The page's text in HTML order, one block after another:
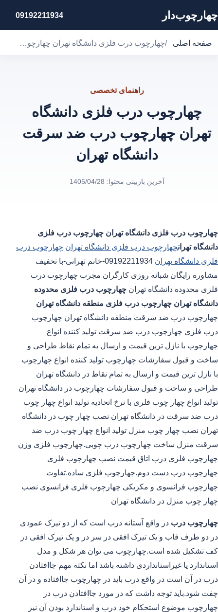
چهارچوب‌دار 09192211934
صفحه اصلی / چهارچوب درب فلزی دانشگاه تهران چهارچوب درب ضد سرقت دانشگاه تهران
راهنمای تخصصی
چهارچوب درب فلزی دانشگاه
تهران چهارچوب درب ضد سرقت
دانشگاه تهران
آخرین بازبینی محتوا: 1405/04/28
چهارچوب درب فلزی دانشگاه تهران چهارچوب درب فلزی
دانشگاه تهرانچهارچوب درب فلزی دانشگاه تهران چهارچوب درب
فلزی دانشگاه تهران
09192211934-خانم تهرانی-با تخفیف
مشاوره رایگان شبانه روزی کارگران مجرب چهارچوب درب
فلزی محدوده دانشگاه تهران چهارچوب درب فلزی محدوده
دانشگاه تهران چهارچوب درب فلزی منطقه دانشگاه تهران
چهارچوب درب ضد سرقت منطقه دانشگاه تهران چهارچوب
درب فلزی چهارچوب درب ضد سرقت تولید کننده انواع
چهارچوب با نازل ترین قیمت و ارسال به تمام نقاط طراحی و
ساخت و قبول سفارشات چهارچوب تولید کننده انواع چهارچوب
با نازل ترین قیمت و ارسال به تمام نقاط در دانشگاه تهران
طراحی و ساخت و قبول سفارشات چهارچوب در دانشگاه تهران
تولید انواع چهار چوب فلری با نرخ اتحادیه تولید انواع چهار چوب
درب ضد سرقت در دانشگاه تهران نصب چهار چوب در دانشگاه
تهران نصب چهار چوب منزل تولید انواع چهار چوب درب ضد
سرقت منزل ساخت چهارچوب درب چوبی.چهارچوب فلزی وزن
چهارچوب فلزی درب اتاق قیمت نصب چهارچوب فلزی
چهارچوب درب دست دوم.چهارچوب فلزی ساده.تفاوت
چهارچوب فرانسوی و مکزیکی چهارچوب فلزی فرانسوی نصب
چهار چوب منزل در دانشگاه تهران
چهارچوب درب در واقع آستانه درب است که از دو تیرک عمودی
در دو طرف قاب و یک تیرک افقی در سر در و یک تیرک افقی در
کف تشکیل شده است.چهارچوب می توان هر شکل و مدل
استاندارد یا غیراستانداردی داشته باشد اما نکته مهم جاافتادن
درب در آن است در واقع درب باید در چهارچوب جاافتاده و در آن
چفت شود.باید توجه داشت که در مورد جاافتادن درب در
چهارچوب موضوع استحکام خود درب و استاندارد بودن آن نیز